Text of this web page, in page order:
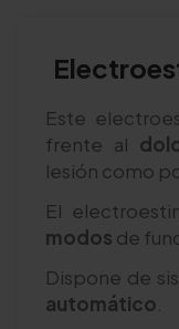
Este
frente al
lesión como
El
modos de
Dispone de
automático